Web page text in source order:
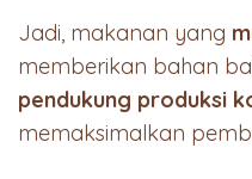
Jadi, makanan yang
memberikan bahan
pendukung produksi
memaksimalkan